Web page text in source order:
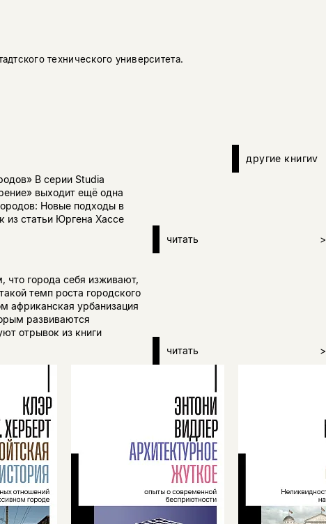
технического университета.
другие книгиv
В серии Studia
выходит ещё одна
Новые подходы в
из статьи Юргена Хассе
читать >
что города себя изживают,
темп роста городского
африканская урбанизация
развиваются
отрывок из книги
читать >